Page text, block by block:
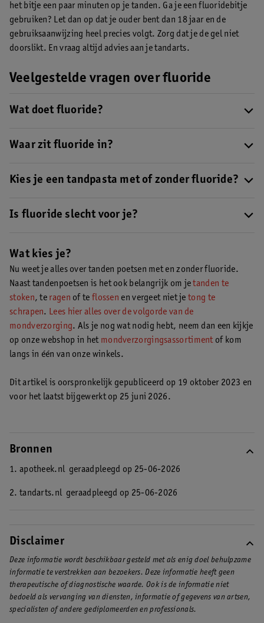
het bitje een paar minuten op je tanden. Ga je een fluoridebitje
gebruiken? Let dan op dat je ouder bent dan 18 jaar en de
gebruiksaanwijzing heel precies volgt. Zorg dat je de gel niet
doorslikt. En vraag altijd advies aan je tandarts.
Veelgestelde vragen over fluoride
Wat doet fluoride?
minder kans dat bacteriën zorgen voor gaatjes in je kiezen en
Waar zit fluoride in?
voorkomt. Het komt in een kleine hoeveelheid voor in vrijwel
zelfs in kraanwater, omdat het van nature voorkomt in de
Lees hier wat fluoride voor je tanden doet
Kies je een tandpasta met of zonder fluoride?
Heb je vaker gaatjes of wil je gaatjes helpen voorkomen? Kies
fluoridevrije tandpasta kiezen
Is fluoride slecht voor je?
slecht voor je. In grote hoeveelheden kan fluoride slecht voor je
tandpasta
zit maar een hele lage concentratie fluoride en
in kindertandpasta nóg minder.
Wat kies je?
Nu weet je alles over tanden poetsen met en zonder fluoride.
Naast tandenpoetsen is het ook belangrijk om jetanden te
stoken, te ragen of te flossen en vergeet niet jetong te
schrapen. Lees hier alles over de volgorde van de
mondverzorging. Als je nog wat nodig hebt, neem dan een kijkje
op onze webshop in het mondverzorgingsassortimentof kom
langs in één van onze winkels.
Dit artikel is oorspronkelijk gepubliceerd op 19 oktober 2023 en
voor het laatst bijgewerkt op 25 juni 2026.
Bronnen
1. apotheek.nl geraadpleegd op 25-06-2026
2. tandarts.nl geraadpleegd op 25-06-2026
Disclaimer
Deze informatie wordt beschikbaar gesteld met als enig doel behulpzame
informatie te verstrekken aan bezoekers. Deze informatie heeft geen
therapeutische of diagnostische waarde. Ook is de informatie niet
bedoeld als vervanging van diensten, informatie of gegevens van artsen,
specialisten of andere gediplomeerden en professionals.